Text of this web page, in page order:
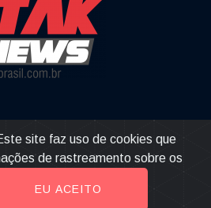
site faz uso de cookies que
de rastreamento sobre os
EU ACEITO